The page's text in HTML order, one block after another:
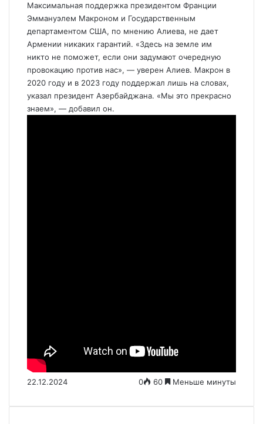
Максимальная поддержка президентом Франции
Эммануэлем Макроном и Государственным
департаментом США, по мнению Алиева, не дает
Армении никаких гарантий. «Здесь на земле им
никто не поможет, если они задумают очередную
провокацию против нас», — уверен Алиев. Макрон в
2020 году и в 2023 году поддержал лишь на словах,
указал президент Азербайджана. «Мы это прекрасно
знаем», — добавил он.
22.12.2024 0 60 Меньше минуты